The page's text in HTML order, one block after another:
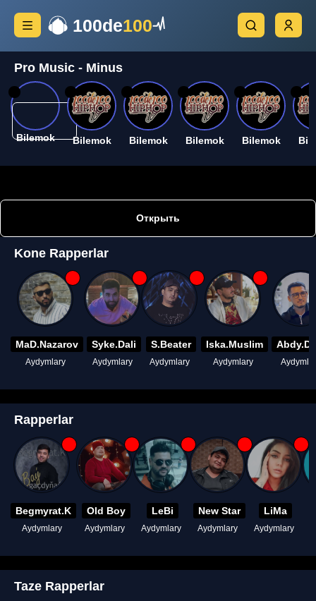
100de100
Pro Music - Minus
Bilemok Bilemok Bilemok Bilemok Bilemok
Открыть
Kone Rapperlar
MaD.Nazarov
Aydymlary
Syke.Dali
Aydymlary
S.Beater
Aydymlary
Iska.Muslim
Aydymlary
Rapperlar
Begmyrat.K
Aydymlary
Old Boy
Aydymlary
LeBi
Aydymlary
New Star
Aydymlary
LiMa
Aydymlary
Taze Rapperlar